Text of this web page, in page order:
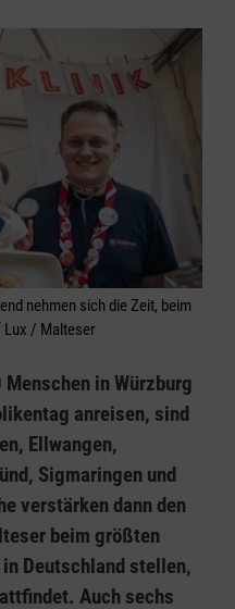
nehmen sich die Zeit, beim
Lux / Malteser
in Würzburg
anreisen, sind
Ellwangen,
Sigmaringen und
verstärken dann den
beim größten
Deutschland stellen,
Auch sechs